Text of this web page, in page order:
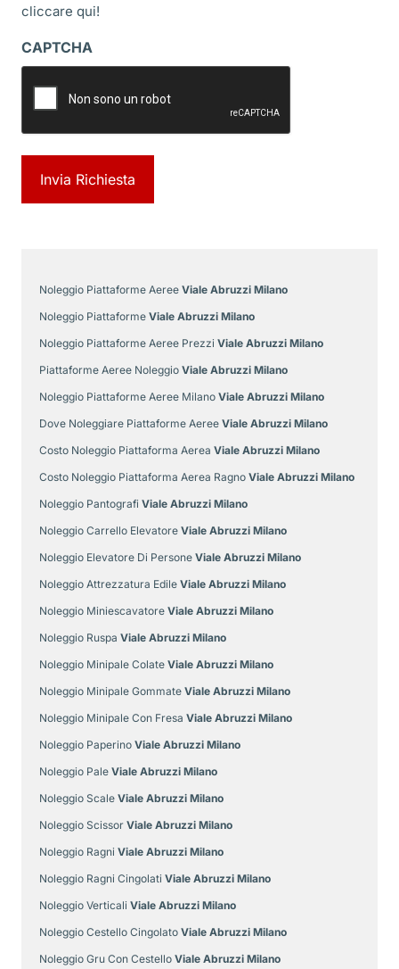
cliccare qui!
CAPTCHA
Noleggio Piattaforme Aeree Viale Abruzzi Milano
Noleggio Piattaforme Viale Abruzzi Milano
Noleggio Piattaforme Aeree Prezzi Viale Abruzzi Milano
Piattaforme Aeree Noleggio Viale Abruzzi Milano
Noleggio Piattaforme Aeree Milano Viale Abruzzi Milano
Dove Noleggiare Piattaforme Aeree Viale Abruzzi Milano
Costo Noleggio Piattaforma Aerea Viale Abruzzi Milano
Costo Noleggio Piattaforma Aerea Ragno Viale Abruzzi Milano
Noleggio Pantografi Viale Abruzzi Milano
Noleggio Carrello Elevatore Viale Abruzzi Milano
Noleggio Elevatore Di Persone Viale Abruzzi Milano
Noleggio Attrezzatura Edile Viale Abruzzi Milano
Noleggio Miniescavatore Viale Abruzzi Milano
Noleggio Ruspa Viale Abruzzi Milano
Noleggio Minipale Colate Viale Abruzzi Milano
Noleggio Minipale Gommate Viale Abruzzi Milano
Noleggio Minipale Con Fresa Viale Abruzzi Milano
Noleggio Paperino Viale Abruzzi Milano
Noleggio Pale Viale Abruzzi Milano
Noleggio Scale Viale Abruzzi Milano
Noleggio Scissor Viale Abruzzi Milano
Noleggio Ragni Viale Abruzzi Milano
Noleggio Ragni Cingolati Viale Abruzzi Milano
Noleggio Verticali Viale Abruzzi Milano
Noleggio Cestello Cingolato Viale Abruzzi Milano
Noleggio Gru Con Cestello Viale Abruzzi Milano